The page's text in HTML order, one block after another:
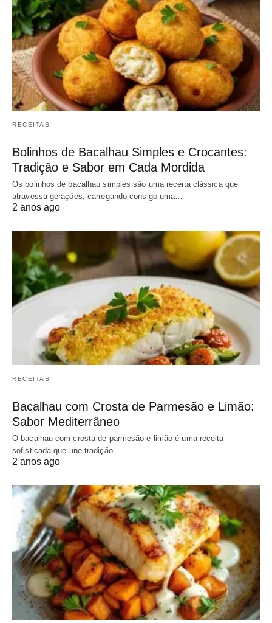
RECEITAS
Bolinhos de Bacalhau Simples e Crocantes:
Tradição e Sabor em Cada Mordida
Os bolinhos de bacalhau simples são uma receita clássica que
atravessa gerações, carregando consigo uma…
2 anos ago
RECEITAS
Bacalhau com Crosta de Parmesão e Limão:
Sabor Mediterrâneo
O bacalhau com crosta de parmesão e limão é uma receita
sofisticada que une tradição…
2 anos ago